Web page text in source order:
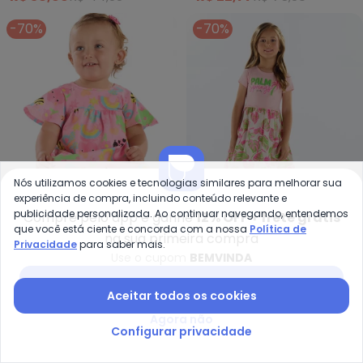
-70%
Quimby - Vestido Doce
Cotton (Rosa)
QUIMBY
A partir de R$ 28,47R$ 94,90
-70%
Cotton (Rosa)
QUIMBY
A partir de
R$
-73%
Compre pelo app e ganhe12% OFF + frete grátis
na sua primeira compra
Nós utilizamos cookies e tecnologias similares para melhorar sua
experiência de compra, incluindo conteúdo relevante e
publicidade personalizada. Ao continuar navegando, entendemos
que você está ciente e concorda com a nossa Política de
Privacidadepara saber mais.
Aceitar todos os cookies
Configurar privacidade